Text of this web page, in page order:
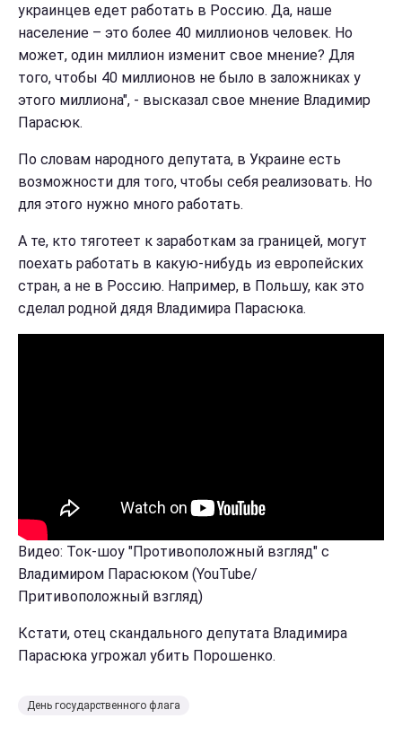
украинцев едет работать в Россию. Да, наше
население – это более 40 миллионов человек. Но
может, один миллион изменит свое мнение? Для
того, чтобы 40 миллионов не было в заложниках у
этого миллиона", - высказал свое мнение Владимир
Парасюк.
По словам народного депутата, в Украине есть
возможности для того, чтобы себя реализовать. Но
для этого нужно много работать.
А те, кто тяготеет к заработкам за границей, могут
поехать работать в какую-нибудь из европейских
стран, а не в Россию. Например, в Польшу, как это
сделал родной дядя Владимира Парасюка.
Видео: Ток-шоу "Противоположный взгляд" с
Владимиром Парасюком (YouTube/
Притивоположный взгляд)
Кстати, отец скандального депутата Владимира
Парасюка угрожал убить Порошенко.
День государственного флага